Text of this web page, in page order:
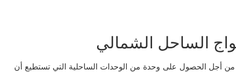
الساحل الشمالي
من أجل الحصول على وحدة من الوحدات الساحلية التي تستطيع أن